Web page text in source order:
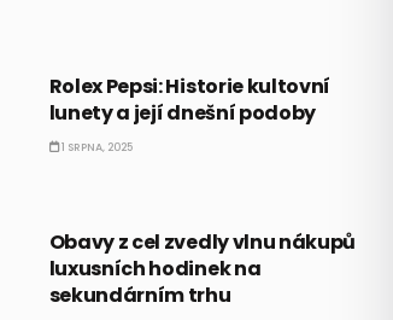
Rolex Pepsi: Historie kultovní
lunety a její dnešní podoby
1 SRPNA, 2025
Obavy z cel zvedly vlnu nákupů
luxusních hodinek na
sekundárním trhu